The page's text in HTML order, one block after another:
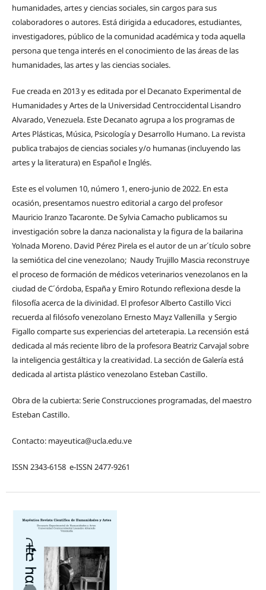
humanidades, artes y ciencias sociales, sin cargos para sus
colaboradores o autores. Está dirigida a educadores, estudiantes,
investigadores, público de la comunidad académica y toda aquella
persona que tenga interés en el conocimiento de las áreas de las
humanidades, las artes y las ciencias sociales.
Fue creada en 2013 y es editada por el Decanato Experimental de
Humanidades y Artes de la Universidad Centroccidental Lisandro
Alvarado, Venezuela. Este Decanato agrupa a los programas de
Artes Plásticas, Música, Psicología y Desarrollo Humano. La revista
publica trabajos de ciencias sociales y/o humanas (incluyendo las
artes y la literatura) en Español e Inglés.
Este es el volumen 10, número 1, enero-junio de 2022. En esta
ocasión, presentamos nuestro editorial a cargo del profesor
Mauricio Iranzo Tacaronte. De Sylvia Camacho publicamos su
investigación sobre la danza nacionalista y la figura de la bailarina
Yolnada Moreno. David Pérez Pirela es el autor de un ar´tículo sobre
la semiótica del cine venezolano; Naudy Trujillo Mascia reconstruye
el proceso de formación de médicos veterinarios venezolanos en la
ciudad de C´órdoba, España y Emiro Rotundo reflexiona desde la
filosofía acerca de la divinidad. El profesor Alberto Castillo Vicci
recuerda al filósofo venezolano Ernesto Mayz Vallenilla y Sergio
Figallo comparte sus experiencias del arteterapia. La recensión está
dedicada al más reciente libro de la profesora Beatriz Carvajal sobre
la inteligencia gestáltica y la creatividad. La sección de Galería está
dedicada al artista plástico venezolano Esteban Castillo.
Obra de la cubierta: Serie Construcciones programadas, del maestro
Esteban Castillo.
Contacto: mayeutica@ucla.edu.ve
ISSN 2343-6158 e-ISSN 2477-9261